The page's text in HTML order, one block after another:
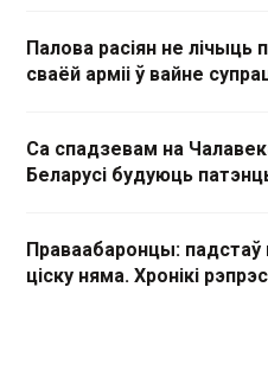
Палова расіян не лічыць
сваёй арміі ў вайне
Са спадзевам на
Беларусі будуюць
Праваабаронцы:
ціску няма. Хронікі